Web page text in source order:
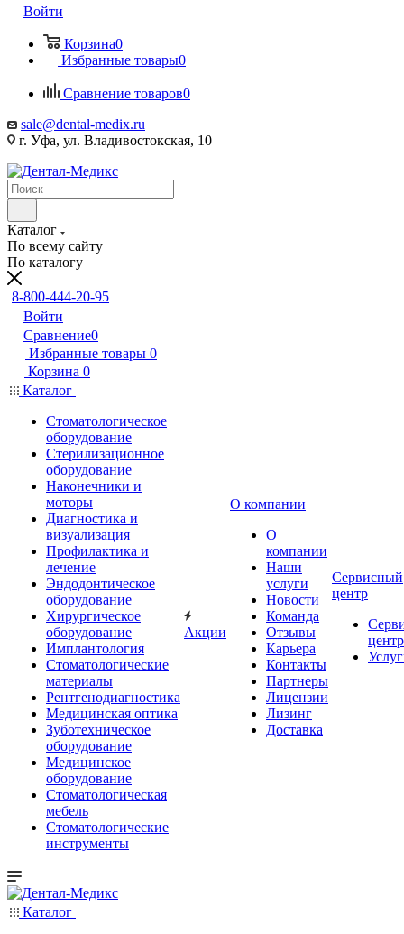
Войти
Корзина0
Избранные товары0
Сравнение товаров0
sale@dental-medix.ru
г. Уфа, ул. Владивостокская, 10
Каталог
По всему сайту
По каталогу
8-800-444-20-95
Войти
Сравнение0
Избранные товары 0
Корзина 0
Каталог
Стоматологическое
оборудование
Стерилизационное
оборудование
Наконечники и
моторы
Диагностика и
визуализация
Профилактика и
лечение
Эндодонтическое
оборудование
Хирургическое
оборудование
Имплантология
Стоматологические
материалы
Рентгенодиагностика
Медицинская оптика
Зуботехническое
оборудование
Медицинское
оборудование
Стоматологическая
мебель
Стоматологические
инструменты
Акции
О компании
О
компании
Наши
услуги
Новости
Команда
Отзывы
Карьера
Контакты
Партнеры
Лицензии
Лизинг
Доставка
Сервисный
центр
центр
Каталог